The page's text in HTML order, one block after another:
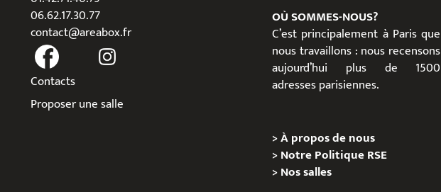
06.62.17.30.77
contact@areabox.fr
Contacts
Proposer une salle
OÙ SOMMES-NOUS?
C’est principalement à Paris que
nous travaillons : nous recensons
aujourd’hui plus de 1500
adresses parisiennes.
>À propos de nous
>Notre Politique RSE
>Nos salles